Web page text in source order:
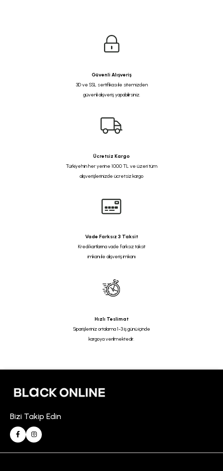
Güvenli Alışveriş
3D ve SSL sertifikası ile sitemizden
güvenli alışveriş yapabilirsiniz.
Ücretsiz Kargo
Türkiye'nin her yerine 1000 TL ve üzeri tüm
alışverişlerinizde ücretsiz kargo
Vade Farksız 3 Taksit
Kredi kartlarına vade farksız taksit
imkanı ile alışveriş imkanı
Hızlı Teslimat
Siparişleriniz ortalama 1-3 iş günü içinde
kargoya verilmektedir.
Bizi Takip Edin